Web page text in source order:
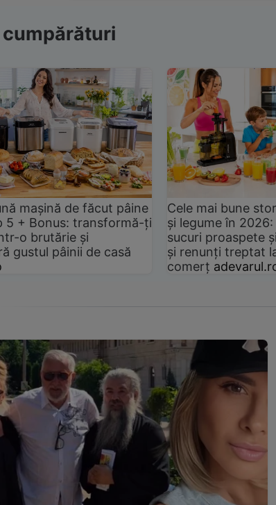
cumpărături
mașină de făcut pâine
5 + Bonus: transformă-ți
o brutărie și
gustul pâinii de casă
Cele mai bune
și legume în
sucuri proaspete
și renunți treptat
comerț